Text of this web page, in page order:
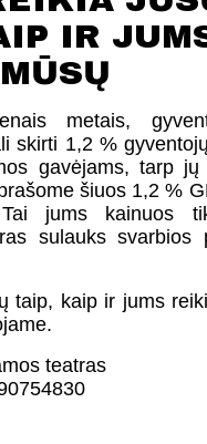
CHA-CHA”
STUDIJA
IR
metais,
skirti 1,2 %
gavėjams, tarp
šiuos 1,2 %
jums kainuos
sulauks svarbios
taip, kaip ir jums
teatras